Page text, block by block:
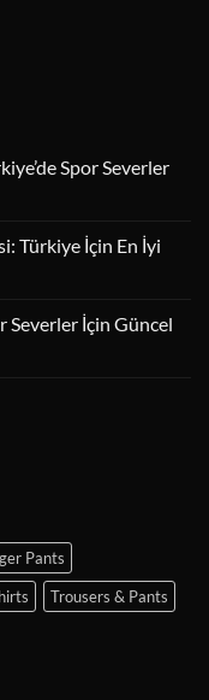
Spor Severler
Türkiye İçin En İyi
Severler İçin Güncel
Pants
Trousers & Pants